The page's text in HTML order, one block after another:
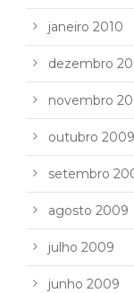
janeiro 2010
dezembro
novembro
outubro 2009
setembro
agosto 2009
julho 2009
junho 2009